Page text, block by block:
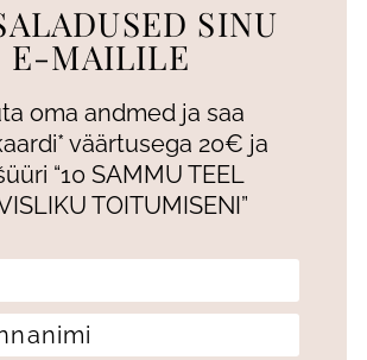
SINU
E-MAILILE
oma andmed ja saa
väärtusega 20€ ja
“10 SAMMU TEEL
TOITUMISENI”